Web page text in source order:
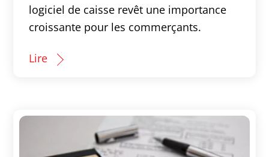
logiciel de caisse revêt une importance
croissante pour les commerçants.
Lire